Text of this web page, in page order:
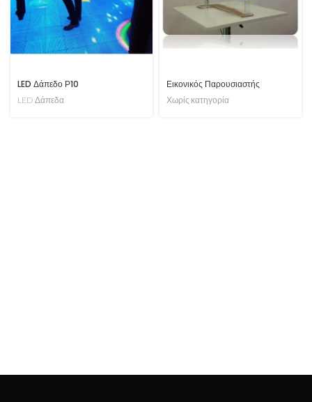
LED Δάπεδο Ρ10
LED Δάπεδα
Εικονικός Παρουσιαστής
Χωρίς κατηγορία